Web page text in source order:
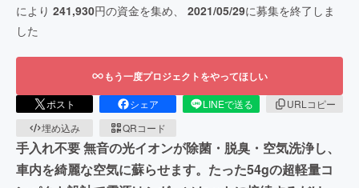
により 241,930円の資金を集め、 2021/05/29に募集を終了しま
した
もう一度プロジェクトをやってほしい
ポスト シェア LINEで送る
URLコピー
埋め込み
QRコード
手入れ不要 無音の光イオンが除菌・脱臭・空気洗浄し、
車内を綺麗な空気に蘇らせます。たった54gの超軽量コ